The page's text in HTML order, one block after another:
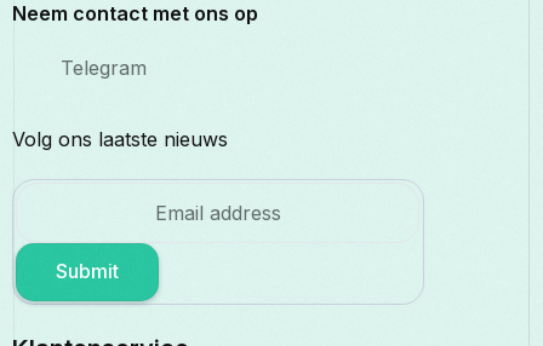
Neem contact met ons op
Telegram
Volg ons laatste nieuws
Submit